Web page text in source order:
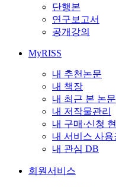
단행본
연구보고서
공개강의
MyRISS
내 추천논문
내 책장
내 최근 본 논문
내 저작물관리
내 구매·신청
내 서비스 사용
내 관심 DB
회원서비스